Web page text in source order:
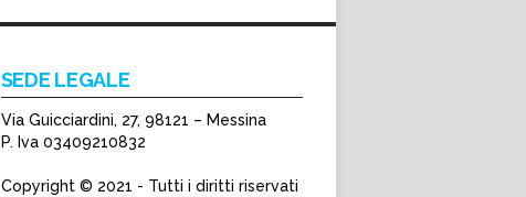
SEDE LEGALE
Via Guicciardini, 27, 98121 – Messina
P. Iva 03409210832
Copyright © 2021 - Tutti i diritti riservati